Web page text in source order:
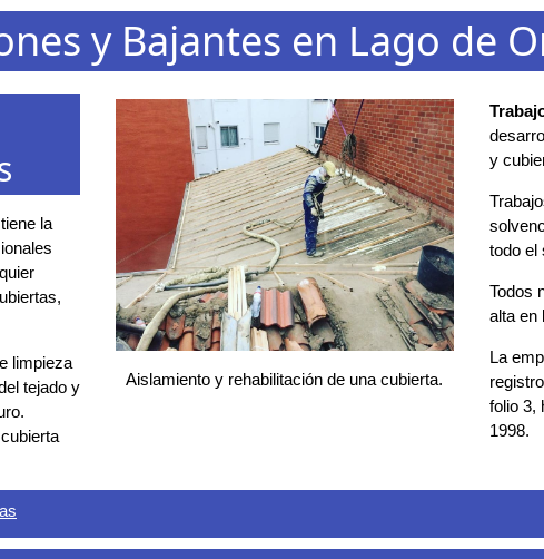
y Bajantes en Lago de
la
limpieza
tejado y
Aislamiento y rehabilitación de una cubierta.
y
todo el
Todos
alta en
La
folio 3,
1998.